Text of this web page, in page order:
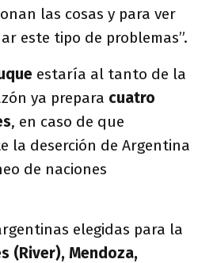
las cosas y para ver
este tipo de problemas”.
estaría al tanto de la
ya prepara cuatro
, en caso de que
la deserción de Argentina
de naciones
elegidas para la
(River), Mendoza,